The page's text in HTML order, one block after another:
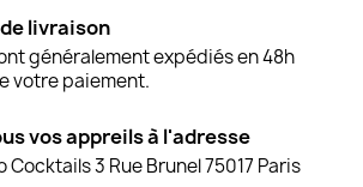
livraison
généralement expédiés en 48h
votre paiement.
vos appreils à l'adresse
Cocktails 3 Rue Brunel 75017 Paris